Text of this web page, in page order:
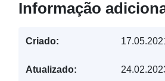
Informação
Criado:
Atualizado: